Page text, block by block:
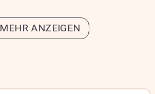
MEHR ANZEIGEN